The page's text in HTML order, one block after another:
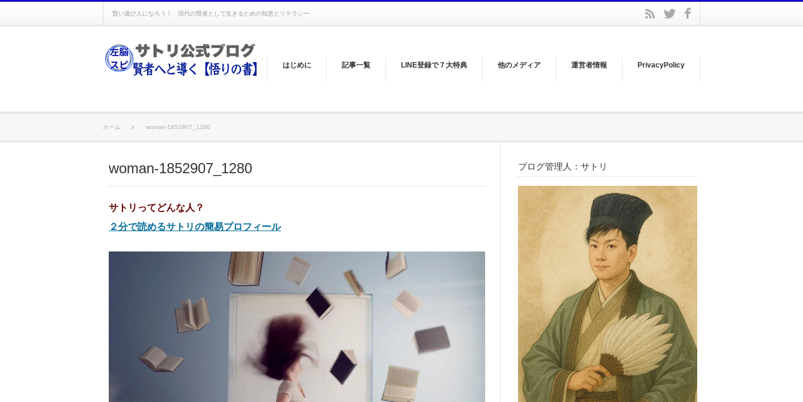
賢い遊び人になろう！ 現代の賢者として生きるための知恵とリテラシー
はじめに 記事一覧 LINE登録で７大特典 他のメディア 運営者情報 PrivacyPolicy
rss twitter
ホーム woman-1852907_1280
woman-1852907_1280
サトリってどんな人？
２分で読めるサトリの簡易プロフィール
ブログ管理人：サトリ